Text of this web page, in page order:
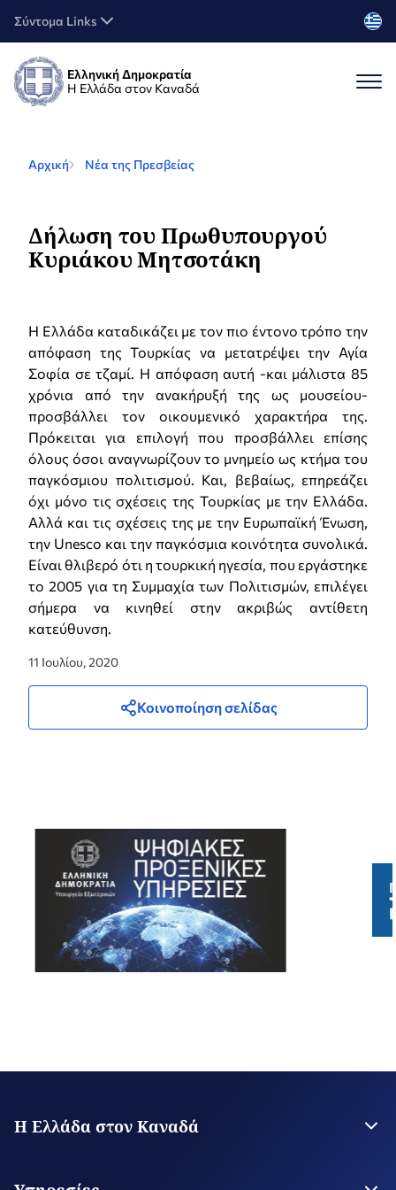
Σύντομα Links
Ελληνική Δημοκρατία
Η Ελλάδα στον Καναδά
Αρχική Νέα της Πρεσβείας
Δήλωση του Πρωθυπουργού
Κυριάκου Μητσοτάκη
Η Ελλάδα καταδικάζει με τον πιο έντονο τρόπο την
απόφαση της Τουρκίας να μετατρέψει την Αγία
Σοφία σε τζαμί. Η απόφαση αυτή -και μάλιστα 85
χρόνια από την ανακήρυξή της ως μουσείου-
προσβάλλει τον οικουμενικό χαρακτήρα της.
Πρόκειται για επιλογή που προσβάλλει επίσης
όλους όσοι αναγνωρίζουν το μνημείο ως κτήμα του
παγκόσμιου πολιτισμού. Και, βεβαίως, επηρεάζει
όχι μόνο τις σχέσεις της Τουρκίας με την Ελλάδα.
Αλλά και τις σχέσεις της με την Ευρωπαϊκή Ένωση,
την Unesco και την παγκόσμια κοινότητα συνολικά.
Είναι θλιβερό ότι η τουρκική ηγεσία, που εργάστηκε
το 2005 για τη Συμμαχία των Πολιτισμών, επιλέγει
σήμερα να κινηθεί στην ακριβώς αντίθετη
κατεύθυνση.
11 Ιουλίου, 2020
Κοινοποίηση σελίδας
Η Ελλάδα στον Καναδά
Γενικό Προξενείο Μόντρεαλ